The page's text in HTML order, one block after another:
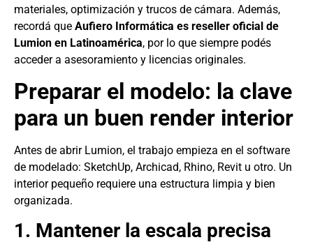
materiales, optimización y trucos de cámara. Además,
recordá que Aufiero Informática es reseller oficial de
Lumion en Latinoamérica, por lo que siempre podés
acceder a asesoramiento y licencias originales.
Preparar el modelo: la clave
para un buen render interior
Antes de abrir Lumion, el trabajo empieza en el software
de modelado: SketchUp, Archicad, Rhino, Revit u otro. Un
interior pequeño requiere una estructura limpia y bien
organizada.
1. Mantener la escala precisa